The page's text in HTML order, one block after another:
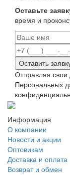
Оставьте
время и
Оставить
Отправляя свои
Персональных
Информация
О компании
Новости и акции
Оптовикам
Доставка и оплата
Возврат и обмен